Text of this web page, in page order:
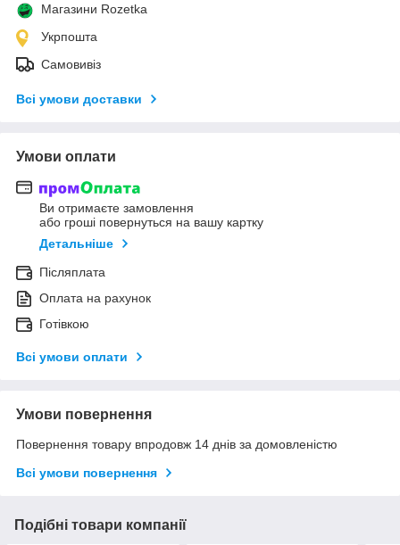
Магазини Rozetka
Укрпошта
Самовивіз
Всі умови доставки
Умови оплати
Ви отримаєте замовлення
або гроші повернуться на вашу картку
Детальніше
Післяплата
Оплата на рахунок
Готівкою
Всі умови оплати
Умови повернення
Повернення товару впродовж 14 днів за домовленістю
Всі умови повернення
Подібні товари компанії